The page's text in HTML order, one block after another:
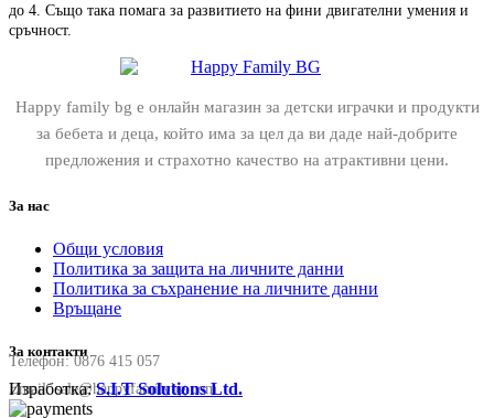
до 4. Също така помага за развитието на фини двигателни умения и
сръчност.
Happy family bg е онлайн магазин за детски играчки и продукти
за бебета и деца, който има за цел да ви даде най-добрите
предложения и страхотно качество на атрактивни цени.
За нас
Общи условия
Политика за защита на личните данни
Политика за съхранение на личните данни
Връщане
За контакти
Телефон:0876 415 057
Email:sale@happyfamilybg.com
Изработка:S.I.T Solutions Ltd.